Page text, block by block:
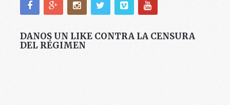
DANOS UN LIKE CONTRA LA CENSURA
DEL RÉGIMEN